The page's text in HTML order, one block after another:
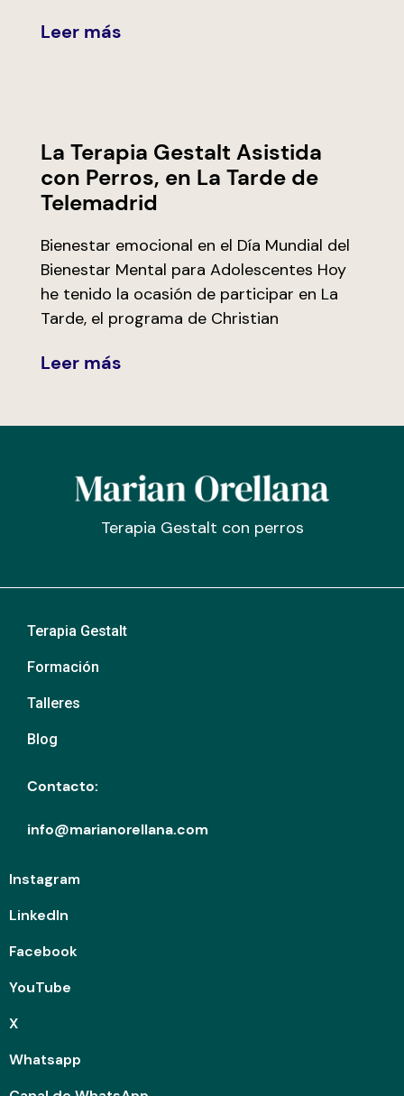
Leer más
La Terapia Gestalt Asistida
con Perros, en La Tarde de
Telemadrid
Bienestar emocional en el Día Mundial del
Bienestar Mental para Adolescentes Hoy
he tenido la ocasión de participar en La
Tarde, el programa de Christian
Leer más
Terapia Gestalt con perros
Terapia Gestalt
Formación
Talleres
Blog
Contacto:
info@marianorellana.com
Instagram
LinkedIn
Facebook
YouTube
X
Whatsapp